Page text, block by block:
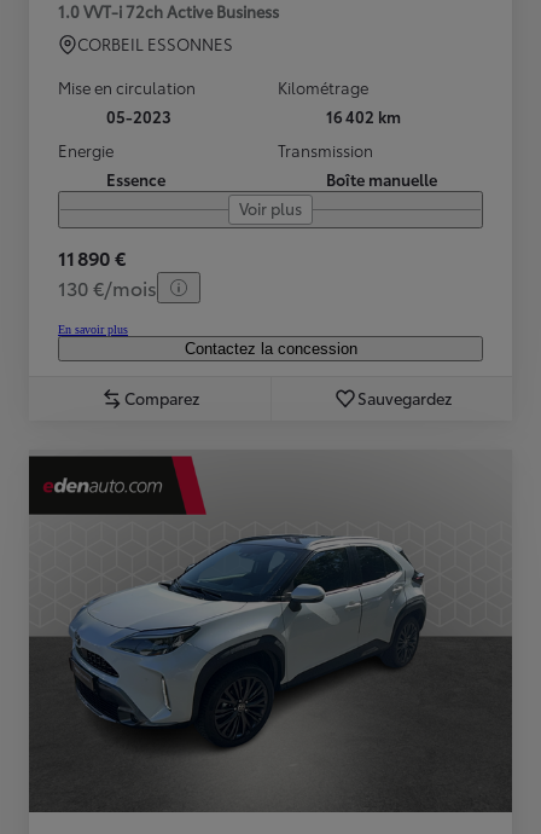
1.0 VVT-i 72ch Active Business
CORBEIL ESSONNES
Mise en circulation
05-2023
Kilométrage
16 402 km
Energie
Essence
Transmission
Boîte manuelle
Voir plus
11 890 €
130 €/mois
En savoir plus
Contactez la concession
Comparez Sauvegardez